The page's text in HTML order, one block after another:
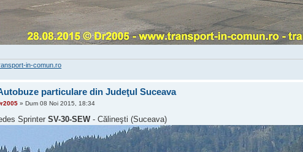
in-comun.ro
particulare din Judeţul Suceava
» Dum 08 Noi 2015, 18:34
SprinterSV-30-SEW- Călineşti (Suceava)